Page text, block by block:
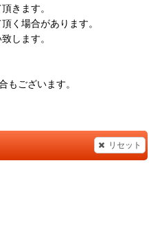
きます。
く場合があります。
します。
もございます。
リセット